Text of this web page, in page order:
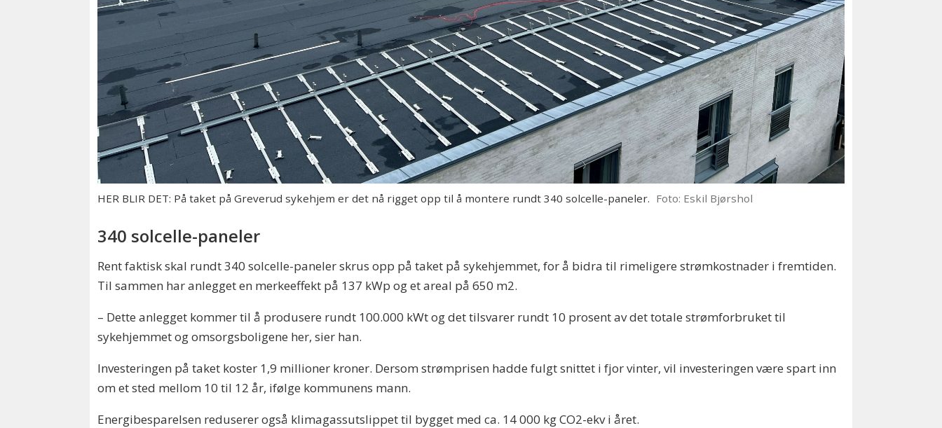
HER BLIR DET: På taket på Greverud sykehjem er det nå rigget opp til å montere rundt 340 solcelle-paneler. Foto: Eskil Bjørshol
340 solcelle-paneler
Rent faktisk skal rundt 340 solcelle-paneler skrus opp på taket på sykehjemmet, for å bidra til rimeligere strømkostnader i fremtiden.
Til sammen har anlegget en merkeeffekt på 137 kW­p og et areal på 650 m2.
– Dette anlegget kommer til å produsere rundt 100.000 kWt og det tilsvarer rundt 10 prosent av det totale strømforbruket til
sykehjemmet og omsorgsboligene her, sier han.
Investeringen på taket koster 1,9 millioner kroner. Dersom strømprisen hadde fulgt snittet i fjor vinter, vil investeringen være spart inn
om et sted mellom 10 til 12 år, ifølge kommunens mann.
Energibesparelsen reduserer også klimagassutslippet til bygget med ca. 14 000 kg CO2-ekv i året.